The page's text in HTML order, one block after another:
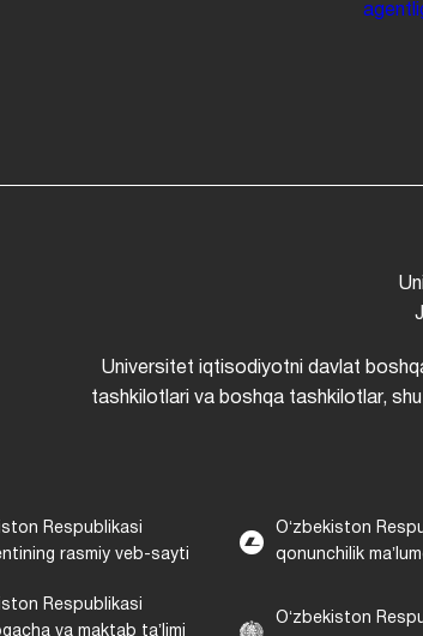
Universitet iqtisodiyotni davlat
tashkilotlari va boshqa tashkilotlar,
Respublikasi
rasmiy veb-sayti
Oʻzbekiston
qonunchilik
Respublikasi
va maktab taʼlimi
Oʻzbekiston